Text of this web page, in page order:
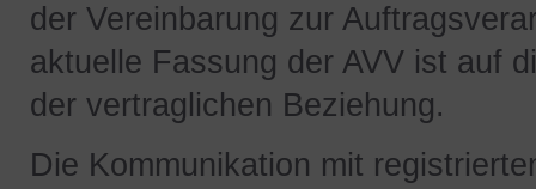
der Vereinbarung zur
aktuelle Fassung der AVV ist auf
der vertraglichen Beziehung.
Die Kommunikation mit